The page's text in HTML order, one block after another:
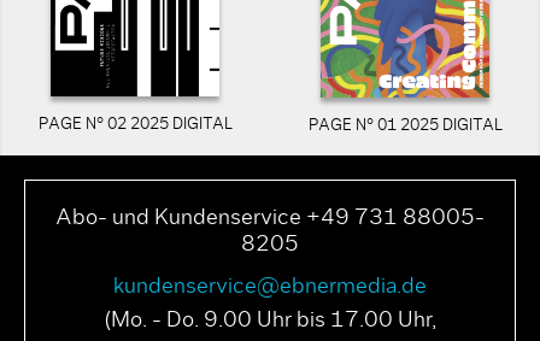
PAGE N° 02 2025 DIGITAL PAGE N° 01 2025 DIGITAL
Abo- und Kundenservice +49 731 88005-
8205
kundenservice@ebnermedia.de
(Mo. - Do. 9.00 Uhr bis 17.00 Uhr,